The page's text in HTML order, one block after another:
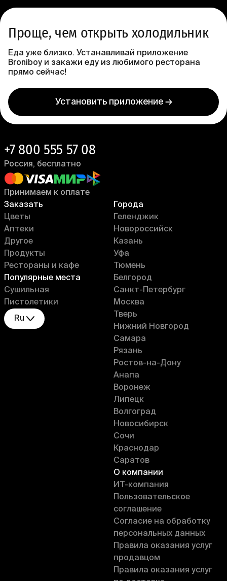
Проще, чем открыть холодильник
Еда уже близко. Устанавливай приложение
Broniboy и закажи еду из любимого ресторана
прямо сейчас!
Установить приложение →
Заказать
Цветы
Аптеки
Другое
Продукты
Рестораны и кафе
Популярные места
Сушильная
Пистолетики
Ru
Города
Геленджик
Новороссийск
Казань
Уфа
Тюмень
Белгород
Санкт-Петербург
Москва
Тверь
Нижний Новгород
Самара
Рязань
Ростов-на-Дону
Анапа
Воронеж
Липецк
Волгоград
Новосибирск
Сочи
Краснодар
Саратов
О компании
ИT-компания
Пользовательское
соглашение
Согласие на обработку
персональных данных
Правила оказания услуг
продавцом
Правила оказания услуг
+7 800 555 57 08
Россия, бесплатно
Принимаем к оплате